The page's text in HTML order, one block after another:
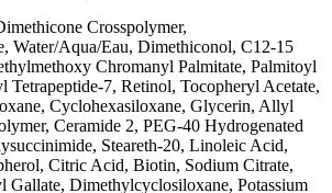
Crosspolymer,
Water/Aqua/Eau, Dimethiconol, C12-15
Chromanyl Palmitate, Palmitoyl
Tetrapeptide-7, Retinol, Tocopheryl Acetate,
Cyclohexasiloxane, Glycerin, Allyl
Ceramide 2, PEG-40 Hydrogenated
Steareth-20, Linoleic Acid,
Citric Acid, Biotin, Sodium Citrate,
Gallate, Dimethylcyclosiloxane, Potassium